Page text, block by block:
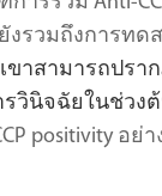
รวมถึงการทดส
เขาสามารถปร
รวินิจฉัยในช่ว
positivity อ